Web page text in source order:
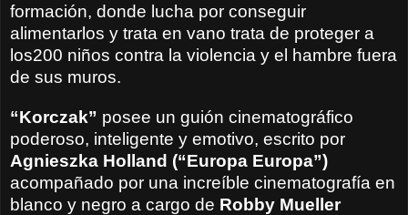
formación, donde lucha por conseguir
alimentarlos y trata en vano trata de proteger a
los200 niños contra la violencia y el hambre fuera
de sus muros.
“Korczak” posee un guión cinematográfico
poderoso, inteligente y emotivo, escrito por
Agnieszka Holland (“Europa Europa”)
acompañado por una increíble cinematografía en
blanco y negro a cargo de Robby Mueller